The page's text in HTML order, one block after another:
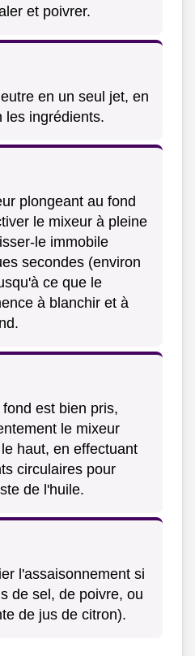
et poivrer.
en un seul jet, en
les ingrédients.
plongeant au fond
le mixeur à pleine
le immobile
secondes (environ
ce que le
à blanchir et à
est bien pris,
le mixeur
haut, en effectuant
circulaires pour
de l'huile.
l'assaisonnement si
de sel, de poivre, ou
de jus de citron).